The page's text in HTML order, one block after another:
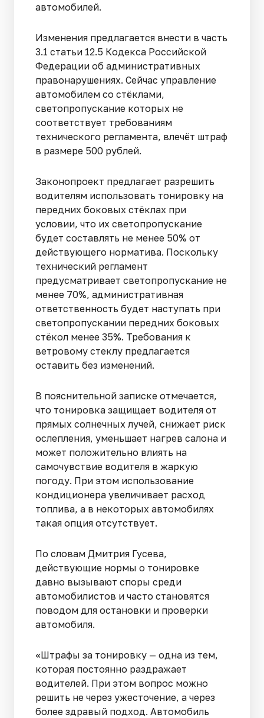
автомобилей.
Изменения предлагается внести в часть
3.1 статьи 12.5 Кодекса Российской
Федерации об административных
правонарушениях. Сейчас управление
автомобилем со стёклами,
светопропускание которых не
соответствует требованиям
технического регламента, влечёт штраф
в размере 500 рублей.
Законопроект предлагает разрешить
водителям использовать тонировку на
передних боковых стёклах при
условии, что их светопропускание
будет составлять не менее 50% от
действующего норматива. Поскольку
технический регламент
предусматривает светопропускание не
менее 70%, административная
ответственность будет наступать при
светопропускании передних боковых
стёкол менее 35%. Требования к
ветровому стеклу предлагается
оставить без изменений.
В пояснительной записке отмечается,
что тонировка защищает водителя от
прямых солнечных лучей, снижает риск
ослепления, уменьшает нагрев салона и
может положительно влиять на
самочувствие водителя в жаркую
погоду. При этом использование
кондиционера увеличивает расход
топлива, а в некоторых автомобилях
такая опция отсутствует.
По словам Дмитрия Гусева,
действующие нормы о тонировке
давно вызывают споры среди
автомобилистов и часто становятся
поводом для остановки и проверки
автомобиля.
«Штрафы за тонировку — одна из тем,
которая постоянно раздражает
водителей. При этом вопрос можно
решить не через ужесточение, а через
более здравый подход. Автомобиль